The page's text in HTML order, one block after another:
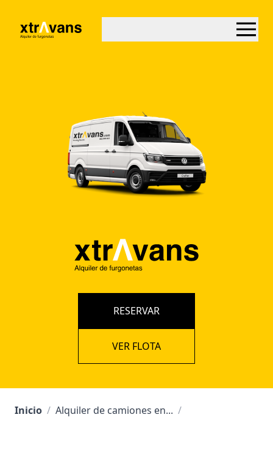
RESERVAR
VER FLOTA
Inicio / Alquiler de camiones en... /